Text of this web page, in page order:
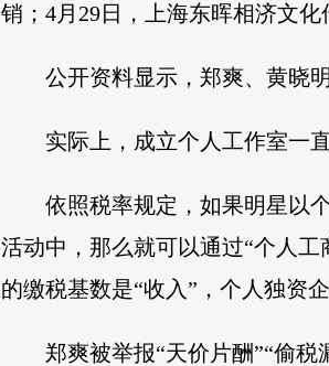
销；4月29日，上海东晖相济文
公开资料显示，郑爽、黄晓
实际上，成立个人工作室一
依照税率规定，如果明星以
活动中，那么就可以通过“个人
的缴税基数是“收入”，个人独资
郑爽被举报“天价片酬”“偷